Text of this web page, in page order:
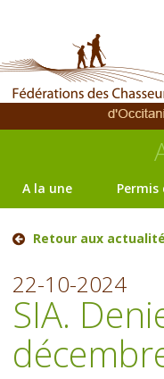
A la une Permis
Retour aux
22-10-2024
SIA.